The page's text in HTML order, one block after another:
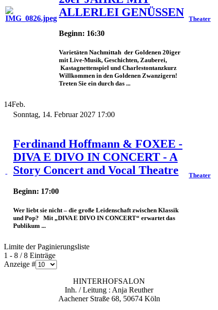
ALLERLEI GENÜSSEN
Beginn: 16:30
Varietäten Nachmittah der Goldenen 20iger
mit Live-Musik, Geschichten, Zauberei,
Kastagnettenspiel und Charlestontanzkurz
Willkommen in den Goldenen Zwanzigern!
Treten Sie ein durch das ...
Theater
14Feb.
Sonntag, 14. Februar 2027 17:00
Ferdinand Hoffmann & FOXEE -
DIVA E DIVO IN CONCERT - A
Story Concert and Vocal Theatre
Beginn: 17:00
Wer liebt sie nicht – die große Leidenschaft zwischen Klassik
und Pop? Mit „DIVA E DIVO IN CONCERT“ erwartet das
Publikum ...
Theater
Limite der Paginierungsliste
1 - 8 / 8 Einträge
Anzeige #
HINTERHOFSALON
Inh. / Leitung : Anja Reuther
Aachener Straße 68, 50674 Köln